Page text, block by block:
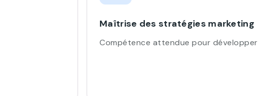
Maîtrise des stratégies marketing
Compétence attendue pour développer